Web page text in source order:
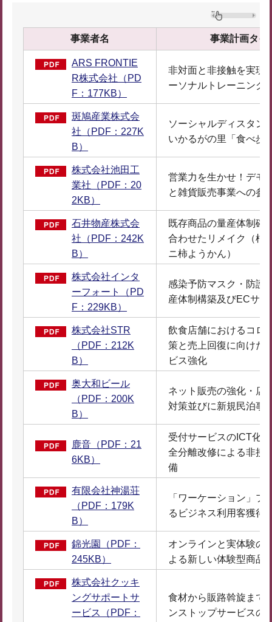
事業者名 事業計画タイ
ARS FRONTIE
R株式会社（PD
F：177KB）
非対面と非接触を実現
ーソナルトレーニング
斑鳩産業株式会
社（PDF：227K
B）
ソーシャルディスタン
いかるがの里「食べ歩
株式会社池田工
業社（PDF：20
2KB）
営業力を生かせ！デモ
と雑貨販売事業への参
石井物産株式会
社（PDF：242K
B）
既存商品の量産体制確
合わせたリメイク（柿
ニ柿ようかん）
株式会社インタ
ーフォート（PD
F：229KB）
感染予防マスク・防護
産体制構築及びECサ
株式会社STR
（PDF：212K
B）
飲食店舗におけるコロ
策と売上回復に向けた
ビス強化
奥大和ビール
（PDF：200K
B）
ネット販売の強化・店
対策並びに新規民泊事
鹿音（PDF：21
6KB）
受付サービスのICT化
全分離改修による非接
備
有限会社神湯荘
（PDF：179K
B）
「ワーケーション」プ
るビジネス利用客獲得
錦光園（PDF：
245KB）
オンラインと実体験の
よる新しい体験型商品
株式会社クッキ
ングサポートサ
ービス（PDF：
食材から販路斡旋まで
ンストップサービスの